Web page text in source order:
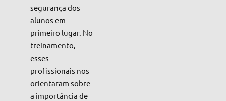
segurança dos
alunos em
primeiro lugar. No
treinamento,
esses
profissionais nos
orientaram sobre
a importância de